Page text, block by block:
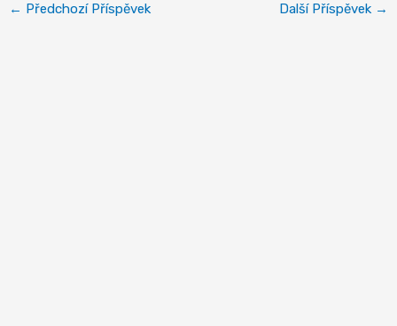
← Předchozí Příspěvek Další Příspěvek →